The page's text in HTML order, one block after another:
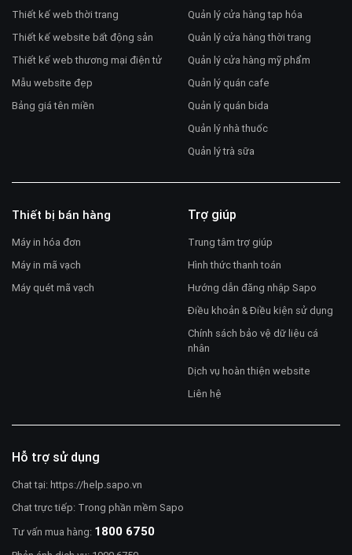
Thiết kế web thời trang
Thiết kế website bất động sản
Thiết kế web thương mại điện tử
Mẫu website đẹp
Bảng giá tên miền
Quản lý cửa hàng tạp hóa
Quản lý cửa hàng thời trang
Quản lý cửa hàng mỹ phẩm
Quản lý quán cafe
Quản lý quán bida
Quản lý nhà thuốc
Quản lý trà sữa
Thiết bị bán hàng
Máy in hóa đơn
Máy in mã vạch
Máy quét mã vạch
Trợ giúp
Trung tâm trợ giúp
Hình thức thanh toán
Hướng dẫn đăng nhập Sapo
Điều khoản & Điều kiện sử dụng
Chính sách bảo vệ dữ liệu cá
nhân
Dịch vụ hoàn thiện website
Liên hệ
Hỗ trợ sử dụng
Chat tại:https://help.sapo.vn
Chat trực tiếp: Trong phần mềm Sapo
Tư vấn mua hàng: 1800 6750